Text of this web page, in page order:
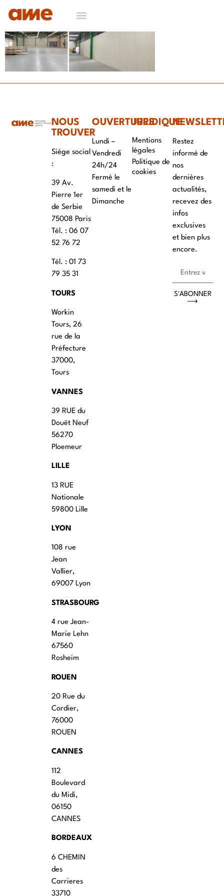
NOUS
TROUVER
Siège social
:
39 Av.
Pierre 1er
de Serbie
75008 Paris
Tél. : ‭06 07
52 76 72
Tél. : 01 73
79 35 31
TOURS
Workin
Tours, 26
rue de la
Préfecture
37000,
Tours
VANNES
39 RUE du
Douët Neuf
56270
Ploemeur
LILLE
13 RUE
Nationale
59800 Lille
LYON
108 rue
Jean
Vallier,
69007 Lyon
STRASBOURG
4 rue Jean-
Marie Lehn
67560
Rosheim
ROUEN
20 Rue du
Cordier,
76000
ROUEN
CANNES
112
Boulevard
du Midi,
06150
CANNES
BORDEAUX
6 CHEMIN
des
Carrieres
33710
OUVERTURES
Lundi –
Vendredi
24h/24
Fermé le
samedi et le
Dimanche
JURIDIQUE
Mentions
légales
Politique de
cookies
Restez
informé de
nos
dernières
actualités,
recevez des
infos
exclusives
et bien plus
encore.
S'ABONNER
⟶